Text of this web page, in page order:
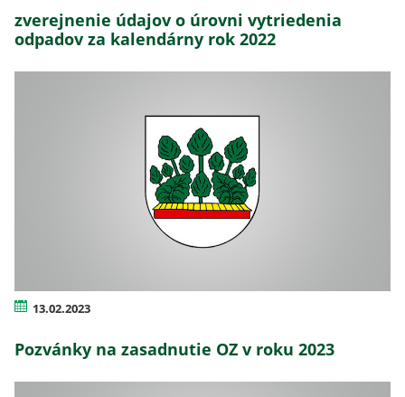
zverejnenie údajov o úrovni vytriedenia
odpadov za kalendárny rok 2022
13.02.2023
Pozvánky na zasadnutie OZ v roku 2023